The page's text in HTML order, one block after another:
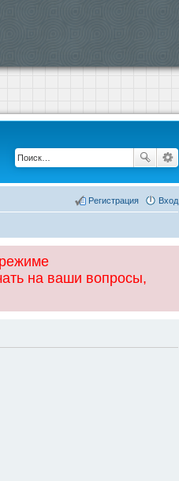
Вход
Регистрация
на ваши вопросы,